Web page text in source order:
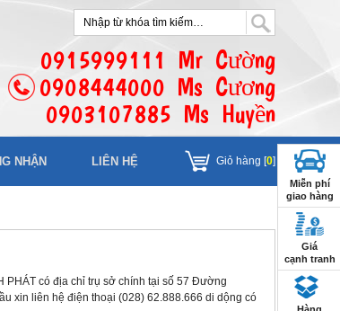
0915999111 Mr Cường
0908444000 Ms Cương
0903107885 Ms Huyền
NHẬN LIÊN HỆ Giỏ hàng [0]
PHÁT có địa chỉ trụ sở chính tại số 57 Đường
xin liên hệ điện thoại (028) 62.888.666 di dộng có
Miễn phí
giao hàng
Giá
cạnh tranh